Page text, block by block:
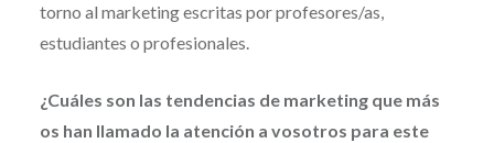
torno al marketing escritas por profesores/as,
estudiantes o profesionales.
¿Cuáles son las tendencias de marketing que más
os han llamado la atención a vosotros para este